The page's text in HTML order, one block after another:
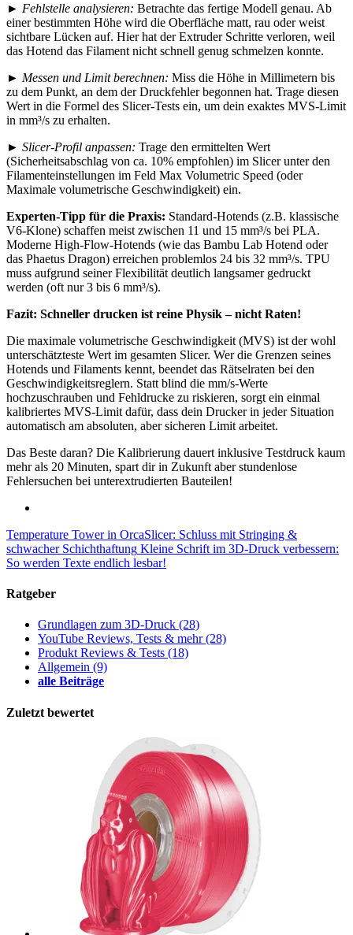
► Fehlstelle analysieren: Betrachte das fertige Modell genau. Ab
einer bestimmten Höhe wird die Oberfläche matt, rau oder weist
sichtbare Lücken auf. Hier hat der Extruder Schritte verloren, weil
das Hotend das Filament nicht schnell genug schmelzen konnte.
► Messen und Limit berechnen: Miss die Höhe in Millimetern bis
zu dem Punkt, an dem der Druckfehler begonnen hat. Trage diesen
Wert in die Formel des Slicer-Tests ein, um dein exaktes MVS-Limit
in mm³/s zu erhalten.
► Slicer-Profil anpassen: Trage den ermittelten Wert
(Sicherheitsabschlag von ca. 10% empfohlen) im Slicer unter den
Filamenteinstellungen im Feld Max Volumetric Speed (oder
Maximale volumetrische Geschwindigkeit) ein.
Experten-Tipp für die Praxis: Standard-Hotends (z.B. klassische
V6-Klone) schaffen meist zwischen 11 und 15 mm³/s bei PLA.
Moderne High-Flow-Hotends (wie das Bambu Lab Hotend oder
das Phaetus Dragon) erreichen problemlos 24 bis 32 mm³/s. TPU
muss aufgrund seiner Flexibilität deutlich langsamer gedruckt
werden (oft nur 3 bis 6 mm³/s).
Fazit: Schneller drucken ist reine Physik – nicht Raten!
Die maximale volumetrische Geschwindigkeit (MVS) ist der wohl
unterschätzteste Wert im gesamten Slicer. Wer die Grenzen seines
Hotends und Filaments kennt, beendet das Rätselraten bei den
Geschwindigkeitsreglern. Statt blind die mm/s-Werte
hochzuschrauben und Fehldrucke zu riskieren, sorgt ein einmal
kalibriertes MVS-Limit dafür, dass dein Drucker in jeder Situation
automatisch am absoluten, aber sicheren Limit arbeitet.
Das Beste daran? Die Kalibrierung dauert inklusive Testdruck kaum
mehr als 20 Minuten, spart dir in Zukunft aber stundenlose
Fehlersuchen bei unterextrudierten Bauteilen!
Temperature Tower in OrcaSlicer: Schluss mit Stringing &
schwacher Schichthaftung Kleine Schrift im 3D-Druck verbessern:
So werden Texte endlich lesbar!
Ratgeber
Grundlagen zum 3D-Druck (28)
YouTube Reviews, Tests & mehr(28)
Produkt Reviews & Tests (18)
Allgemein (9)
alle Beiträge
Zuletzt bewertet